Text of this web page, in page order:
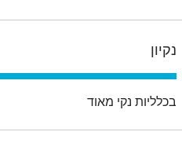
נקיון
בכלליות נקי מאוד